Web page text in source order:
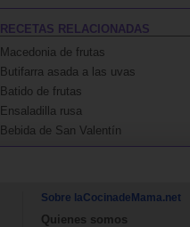
RECETAS RELACIONADAS
Macedonia de frutas
Butifarra asada a las uvas
Batido de frutas
Ensaladilla rusa
Bebida de San Valentín
Sobre laCocinadeMama.net
Quienes somos